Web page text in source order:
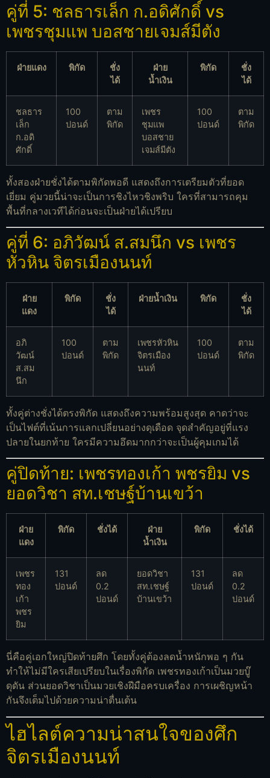
คู่ที่ 5: ชลธารเล็ก ก.อดิศักดิ์ vs
เพชรชุมแพ บอสชายเจมส์มีตัง
ฝ่ายแดง พิกัด
ชั่ง
ได้
ฝ่าย
น้ำเงิน
พิกัด
ชั่ง
ได้
ชลธาร
เล็ก
ก.อดิ
ศักดิ์
100
ปอนด์
ตาม
พิกัด
เพชร
ชุมแพ
บอสชาย
เจมส์มีตัง
100
ปอนด์
ตาม
พิกัด
ทั้งสองฝ่ายชั่งได้ตามพิกัดพอดี แสดงถึงการเตรียมตัวที่ยอด
เยี่ยม คู่มวยนี้น่าจะเป็นการชิงไหวชิงพริบ ใครที่สามารถคุม
พื้นที่กลางเวทีได้ก่อนจะเป็นฝ่ายได้เปรียบ
คู่ที่ 6: อภิวัฒน์ ส.สมนึก vs เพชร
หัวหิน จิตรเมืองนนท์
ฝ่าย
แดง
พิกัด
ชั่ง
ได้
ฝ่ายน้ำเงิน พิกัด
ชั่ง
ได้
อภิ
วัฒน์
ส.สม
นึก
100
ปอนด์
ตาม
พิกัด
เพชรหัวหิน
จิตรเมือง
นนท์
100
ปอนด์
ตาม
พิกัด
ทั้งคู่ต่างชั่งได้ตรงพิกัด แสดงถึงความพร้อมสูงสุด คาดว่าจะ
เป็นไฟต์ที่เน้นการแลกเปลี่ยนอย่างดุเดือด จุดสำคัญอยู่ที่แรง
ปลายในยกท้าย ใครมีความอึดมากกว่าจะเป็นผู้คุมเกมได้
คู่ปิดท้าย: เพชรทองเก้า พชรยิม vs
ยอดวิชา สท.เชษฐ์บ้านเขว้า
ฝ่าย
แดง
พิกัด ชั่งได้
ฝ่าย
น้ำเงิน
พิกัด ชั่งได้
เพชร
ทอง
เก้า
พชร
ยิม
131
ปอนด์
ลด
0.2
ปอนด์
ยอดวิชา
สท.เชษฐ์
บ้านเขว้า
131
ปอนด์
ลด
0.2
ปอนด์
นี่คือคู่เอกใหญ่ปิดท้ายศึก โดยทั้งคู่ต้องลดน้ำหนักพอ ๆ กัน
ทำให้ไม่มีใครเสียเปรียบในเรื่องพิกัด เพชรทองเก้าเป็นมวยบู๊
ดุดัน ส่วนยอดวิชาเป็นมวยเชิงฝีมือครบเครื่อง การเผชิญหน้า
กันจึงเต็มไปด้วยความน่าตื่นเต้น
ไฮไลต์ความน่าสนใจของศึก
จิตรเมืองนนท์